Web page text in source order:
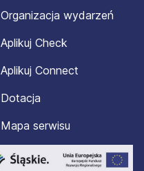
Organizacja wydarzeń
Aplikuj Check
Aplikuj Connect
Dotacja
Mapa serwisu